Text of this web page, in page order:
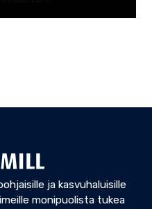
ja kasvuhaluisille
monipuolista tukea